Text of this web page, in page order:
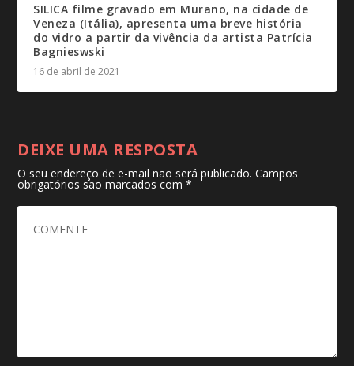
SILICA filme gravado em Murano, na cidade de
Veneza (Itália), apresenta uma breve história
do vidro a partir da vivência da artista Patrícia
Bagnieswski
16 de abril de 2021
DEIXE UMA RESPOSTA
O seu endereço de e-mail não será publicado. Campos
obrigatórios são marcados com*